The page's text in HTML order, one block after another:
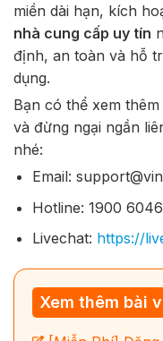
miền dài hạn, kích
nhà cung cấp uy tín
định, an toàn và hỗ
dụng.
Bạn có thể xem
và đừng ngại ngần
nhé:
Email:
Hotline: 1900 6046
Livechat: https://
Xem thêm bài